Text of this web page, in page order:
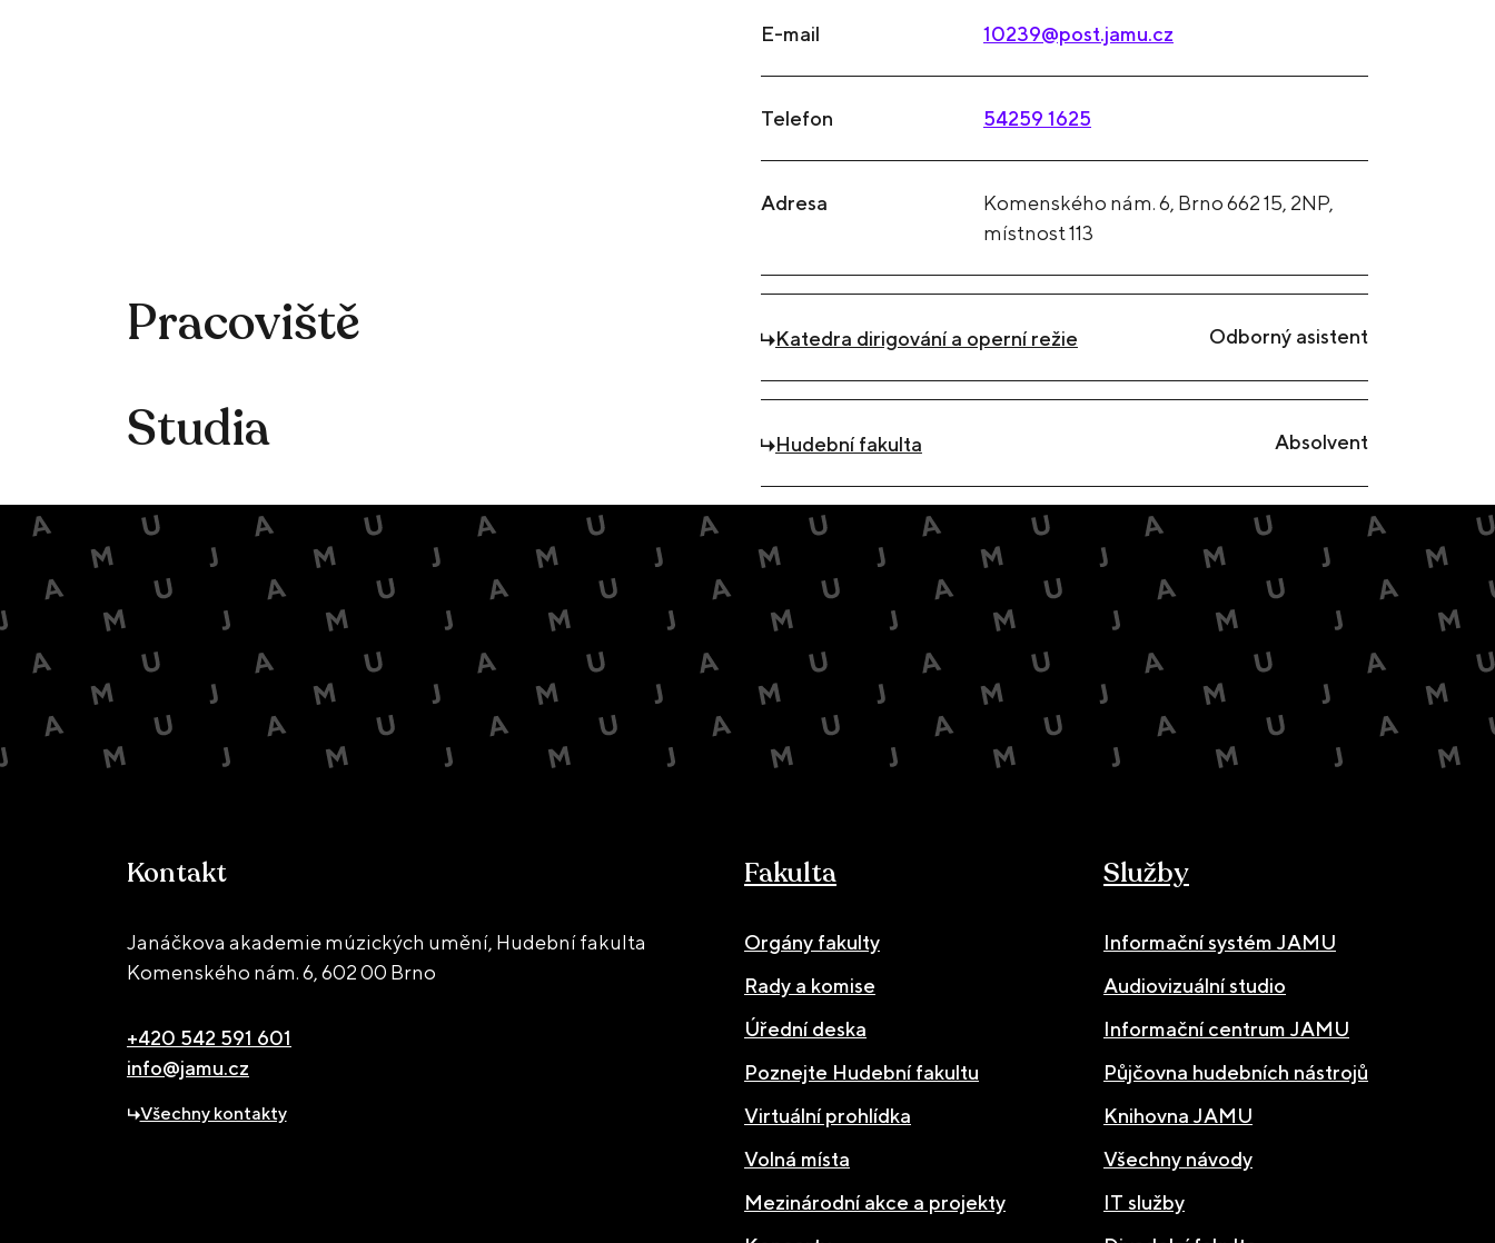
E-mail 10239@post.jamu.cz
Telefon 54259 1625
Adresa
Komenského nám. 6, Brno 662 15, 2NP,
místnost 113
Pracoviště Odborný asistent
Katedra dirigování a operní režie
Studia Absolvent
Hudební fakulta
Kontakt
Janáčkova akademie múzických umění, Hudební fakulta
Komenského nám. 6,602 00 Brno
+420 542 591 601
info@jamu.cz
Všechny kontakty
Fakulta
Orgány fakulty
Rady a komise
Úřední deska
Poznejte Hudební fakultu
Virtuální prohlídka
Volná místa
Mezinárodní akce a projekty
Služby
Informační systém JAMU
Audiovizuální studio
Informační centrum JAMU
Půjčovna hudebních nástrojů
Knihovna JAMU
Všechny návody
IT služby